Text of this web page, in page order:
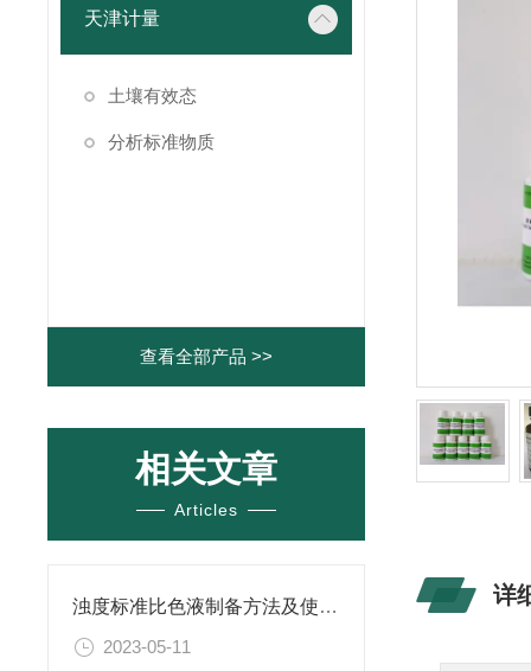
天津计量
土壤有效态
分析标准物质
查看全部产品 >>
相关文章
Articles
浊度标准比色液制备方法及使用场景
2023-05-11
详